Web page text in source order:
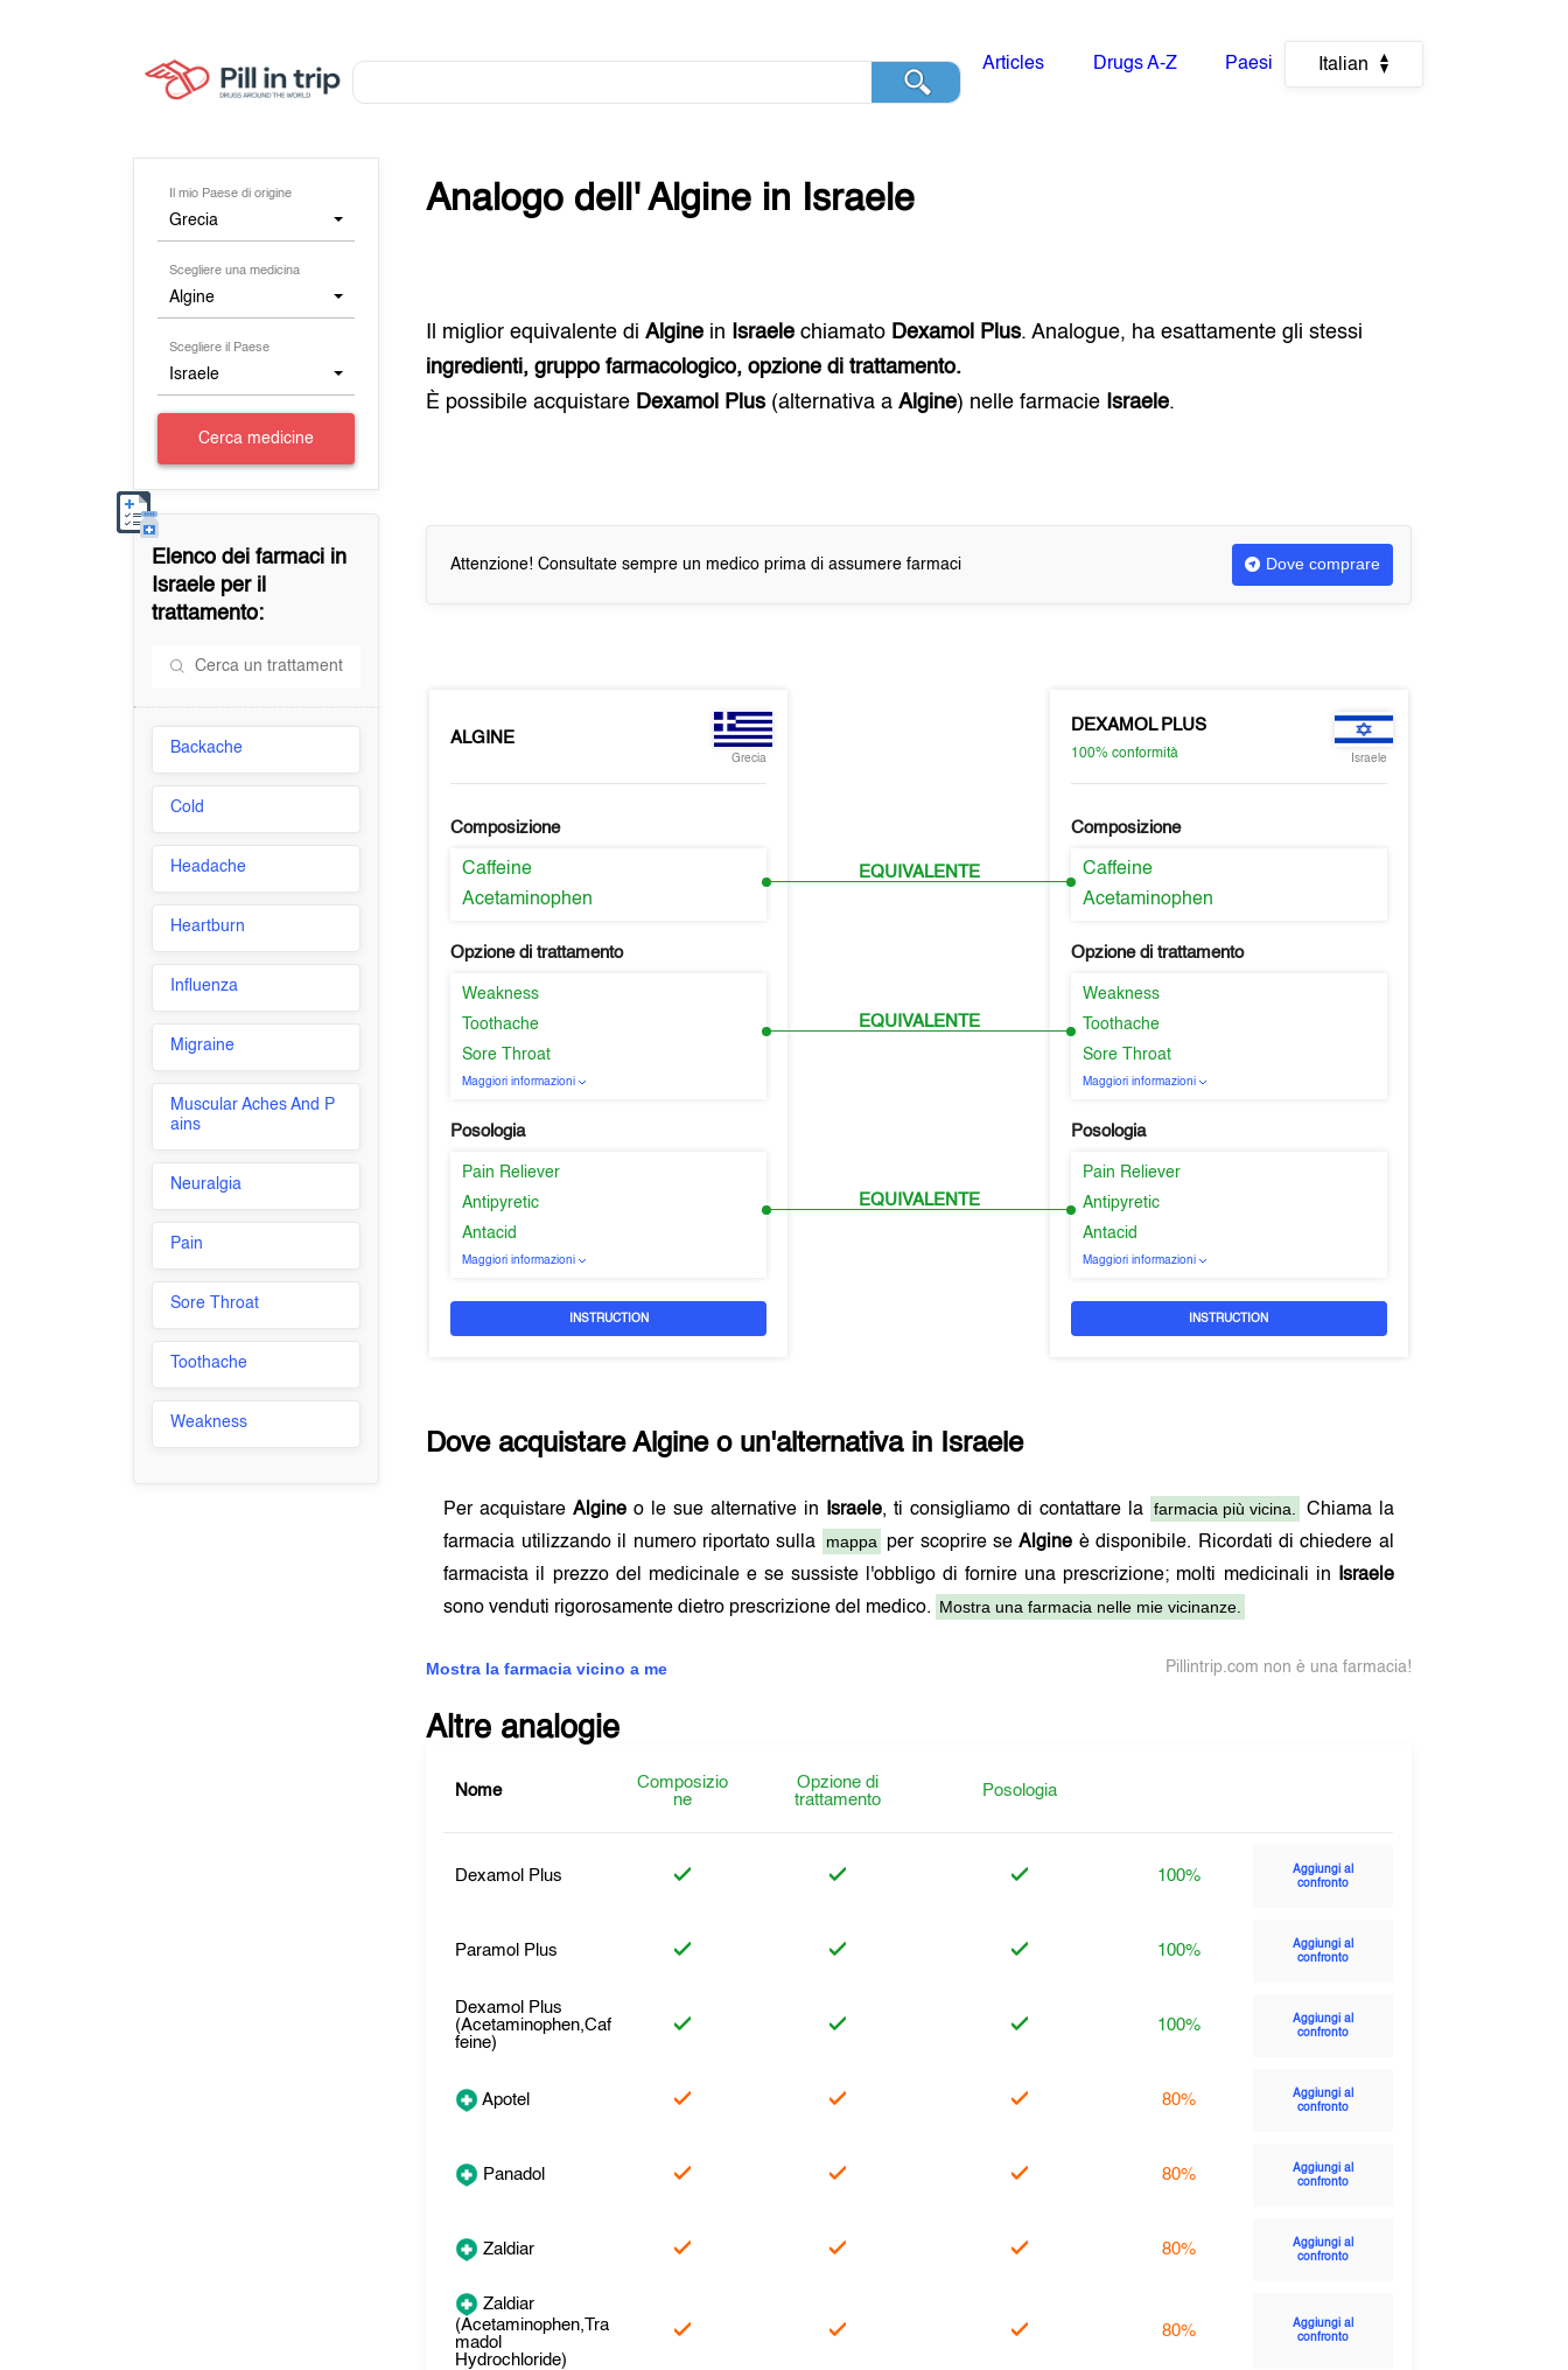
Articles Drugs A-Z Paesi Italian
Il mio Paese di origine
Grecia
Scegliere una medicina
Algine
Scegliere il Paese
Israele
Cerca medicine
Elenco dei farmaci in
Israele per il
trattamento:
Backache
Cold
Headache
Heartburn
Influenza
Migraine
Muscular Aches And P
ains
Neuralgia
Pain
Sore Throat
Toothache
Weakness
Analogo dell'Algine in Israele
Il miglior equivalente diAlgine in Israele chiamato Dexamol Plus. Analogue, ha esattamente gli stessi
ingredienti, gruppo farmacologico, opzione di trattamento.
È possibile acquistare Dexamol Plus (alternativa aAlgine) nelle farmacie Israele.
Attenzione! Consultate sempre un medico prima di assumere farmaci Dove comprare
ALGINE
Grecia
Composizione
Caffeine
Acetaminophen
Opzione di trattamento
Weakness
Toothache
Sore Throat
Maggiori informazioni
Posologia
Pain Reliever
Antipyretic
Antacid
Maggiori informazioni
INSTRUCTION
EQUIVALENTE
EQUIVALENTE
EQUIVALENTE
DEXAMOL PLUS
100% conformità Israele
Composizione
Caffeine
Acetaminophen
Opzione di trattamento
Weakness
Toothache
Sore Throat
Maggiori informazioni
Posologia
Pain Reliever
Antipyretic
Antacid
Maggiori informazioni
INSTRUCTION
Dove acquistareAlgineo un'alternativa in Israele
Per acquistareAlgine o le sue alternative in Israele, ti consigliamo di contattare la farmacia più vicina.
Chiama la
farmacia utilizzando il numero riportato sulla
mappa per scoprire seAlgine è disponibile. Ricordati di chiedere al
farmacista il prezzo del medicinale e se sussiste l'obbligo di fornire una prescrizione; molti medicinali in
Israele
sono venduti rigorosamente dietro prescrizione del medico. Mostra una farmacia nelle mie vicinanze.
Mostra la farmacia vicino a me Pillintrip.com non è una farmacia!
Altre analogie
Nome
Composizio
ne
Opzione di
trattamento
Posologia
Dexamol Plus 100%
Aggiungi al
confronto
Paramol Plus 100%
Aggiungi al
confronto
Dexamol Plus
(Acetaminophen,Caf
feine)
100%
Aggiungi al
confronto
Apotel 80%
Aggiungi al
confronto
Panadol 80%
Aggiungi al
confronto
Zaldiar 80%
Aggiungi al
confronto
Zaldiar
(Acetaminophen,Tra
madol
Hydrochloride)
80%
Aggiungi al
confronto